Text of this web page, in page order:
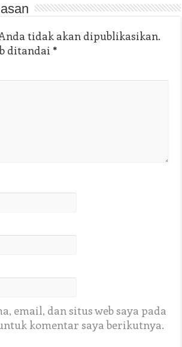
tidak akan dipublikasikan.
ditandai *
email, dan situs web saya pada
komentar saya berikutnya.